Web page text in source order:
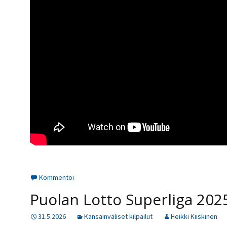
Kommentoi
Puolan Lotto Superliga
31.5.2026 Kansainväliset kilpailut Heikki Kiiskinen